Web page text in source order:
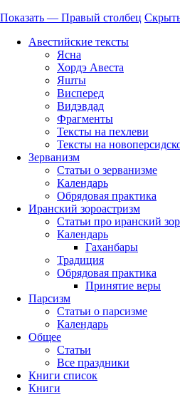
Правый
столбец
Показать — Правый столбец
Авестийские тексты
Ясна
Хордэ Авеста
Яшты
Висперед
Видэвдад
Фрагменты
Тексты на пехлеви
Тексты на
Зерванизм
Статьи о зерванизме
Календарь
Обрядовая практика
Иранский зороастризм
Статьи про иранский
Календарь
Гаханбары
Традиция
Обрядовая практика
Принятие веры
Парсизм
Статьи о парсизме
Календарь
Общее
Статьи
Все праздники
Книги список
Книги